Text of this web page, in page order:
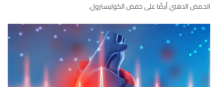
الحمض الدهني أيضًا على خفض الكوليسترول.